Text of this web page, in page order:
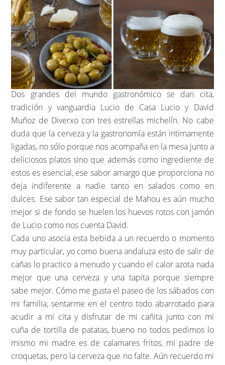
Dos grandes del mundo gastronómico se dan cita,
tradición y vanguardia Lucio de Casa Lucio y David
Muñoz de Diverxo con tres estrellas michelín. No cabe
duda que la cerveza y la gastronomía están intimamente
ligadas, no sólo porque nos acompaña en la mesa junto a
deliciosos platos sino que además como ingrediente de
estos es esencial, ese sabor amargo que proporciona no
deja indiferente a nadie tanto en salados como en
dulces. Ese sabor tan especial de Mahou es aún mucho
mejor si de fondo se huelen los huevos rotos con jamón
de Lucio como nos cuenta David.
Cada uno asocia esta bebida a un recuerdo o momento
muy particular, yo como buena andaluza esto de salir de
cañas lo practico a menudo y cuando el calor azota nada
mejor que una cerveza y una tapita porque siempre
sabe mejor. Cómo me gusta el paseo de los sábados con
mi familia, sentarme en el centro todo abarrotado para
acudir a mi cita y disfrutar de mi cañita junto con mi
cuña de tortilla de patatas, bueno no todos pedimos lo
mismo mi madre es de calamares fritos, mi padre de
croquetas, pero la cerveza que no falte. Aún recuerdo mi